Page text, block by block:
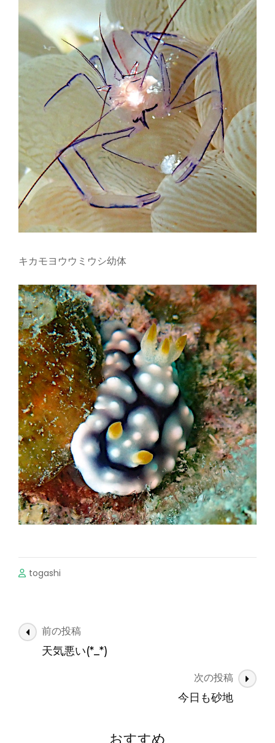
キカモヨウウミウシ幼体
togashi
投
稿
前の投稿
天気悪い(*_*)
次の投稿
今日も砂地
おすすめ